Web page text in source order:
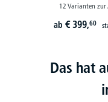
12 Varianten zur
ab € 399,60
Das hat